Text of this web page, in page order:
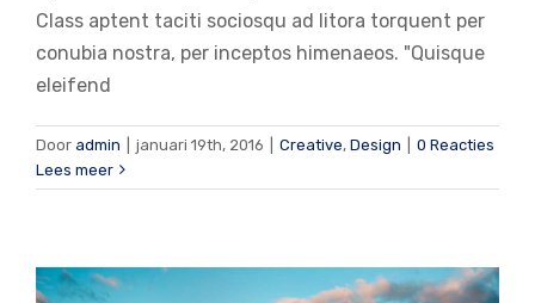
Class aptent taciti sociosqu ad litora torquent per
conubia nostra, per inceptos himenaeos. "Quisque
eleifend
Door admin januari 19th, 2016 Creative, Design
0 Reacties
Lees meer
Cras suscipit ante erat eleifend